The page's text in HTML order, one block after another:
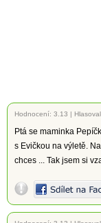
Hodnocení: 3.13 |
Ptá se maminka
s Evičkou na výletě.
chces ... Tak jsem si